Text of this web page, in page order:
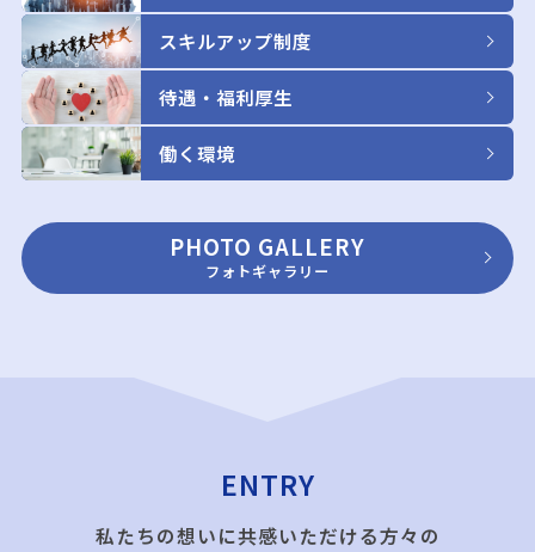
スキルアップ制度
待遇・福利厚生
働く環境
PHOTO GALLERY
フォトギャラリー
ENTRY
私たちの想いに共感いただける方々の